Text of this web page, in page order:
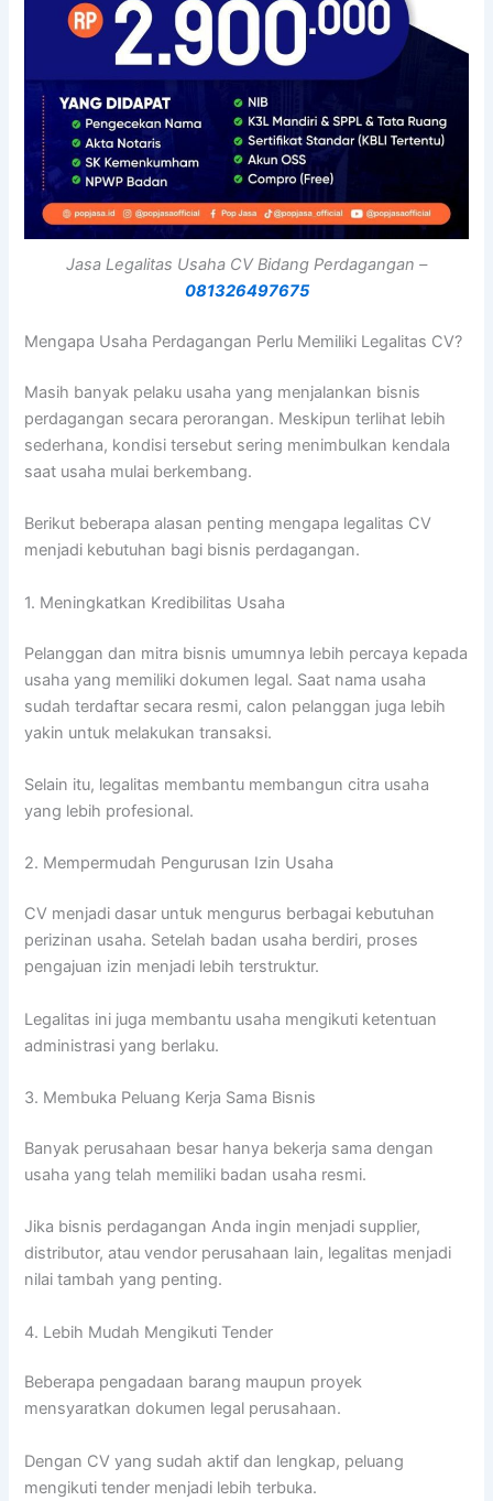
Jasa Legalitas Usaha CV Bidang Perdagangan –
081326497675
Mengapa Usaha Perdagangan Perlu Memiliki Legalitas CV?
Masih banyak pelaku usaha yang menjalankan bisnis
perdagangan secara perorangan. Meskipun terlihat lebih
sederhana, kondisi tersebut sering menimbulkan kendala
saat usaha mulai berkembang.
Berikut beberapa alasan penting mengapa legalitas CV
menjadi kebutuhan bagi bisnis perdagangan.
1. Meningkatkan Kredibilitas Usaha
Pelanggan dan mitra bisnis umumnya lebih percaya kepada
usaha yang memiliki dokumen legal. Saat nama usaha
sudah terdaftar secara resmi, calon pelanggan juga lebih
yakin untuk melakukan transaksi.
Selain itu, legalitas membantu membangun citra usaha
yang lebih profesional.
2. Mempermudah Pengurusan Izin Usaha
CV menjadi dasar untuk mengurus berbagai kebutuhan
perizinan usaha. Setelah badan usaha berdiri, proses
pengajuan izin menjadi lebih terstruktur.
Legalitas ini juga membantu usaha mengikuti ketentuan
administrasi yang berlaku.
3. Membuka Peluang Kerja Sama Bisnis
Banyak perusahaan besar hanya bekerja sama dengan
usaha yang telah memiliki badan usaha resmi.
Jika bisnis perdagangan Anda ingin menjadi supplier,
distributor, atau vendor perusahaan lain, legalitas menjadi
nilai tambah yang penting.
4. Lebih Mudah Mengikuti Tender
Beberapa pengadaan barang maupun proyek
mensyaratkan dokumen legal perusahaan.
Dengan CV yang sudah aktif dan lengkap, peluang
mengikuti tender menjadi lebih terbuka.